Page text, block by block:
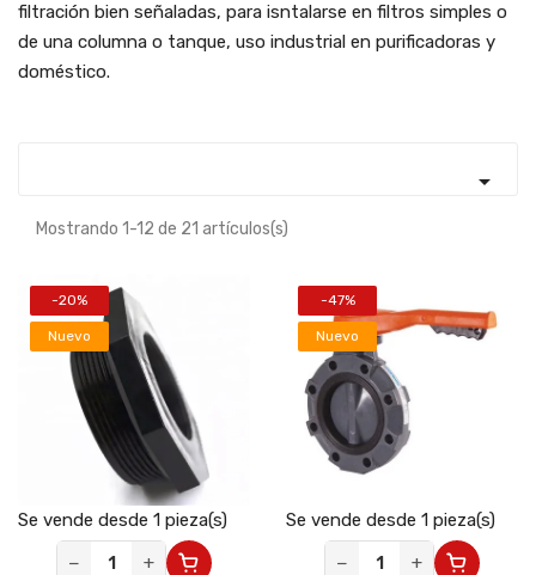
filtración bien señaladas, para isntalarse en filtros simples o
de una columna o tanque, uso industrial en purificadoras y
doméstico.

Mostrando 1-12 de 21 artículos(s)
-20%
Nuevo
Se vende desde 1 pieza(s)
−
+
-47%
Nuevo
Se vende desde 1 pieza(s)
−
+